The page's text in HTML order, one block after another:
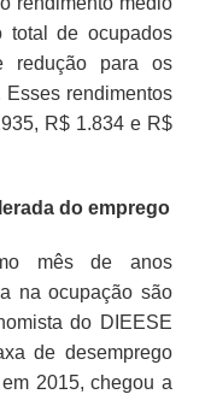
total de ocupados
redução para os
Esses rendimentos
R$ 1.834 e R$
do emprego
mês de anos
na ocupação são
do DIEESE
de desemprego
2015, chegou a